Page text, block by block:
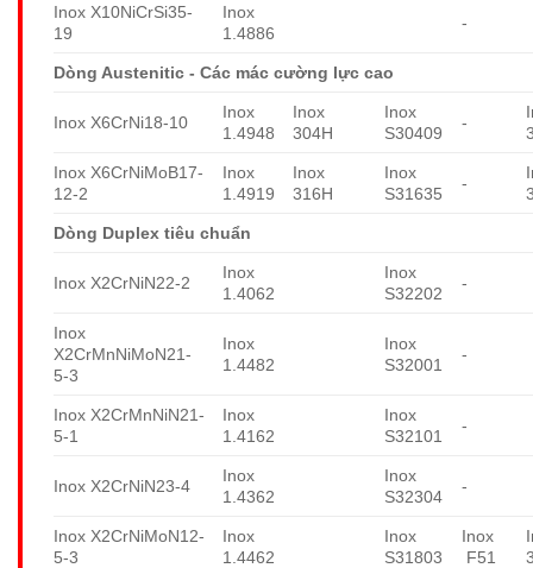
Inox X10NiCrSi35-
19
Inox
1.4886
-
Dòng Austenitic - Các mác cường lực cao
Inox X6CrNi18-10
Inox
1.4948
Inox
304H
Inox
S30409
-
Inox X6CrNiMoB17-
12-2
Inox
1.4919
Inox
316H
Inox
S31635
-
Dòng Duplex tiêu chuẩn
Inox X2CrNiN22-2
Inox
1.4062
Inox
S32202
-
Inox
X2CrMnNiMoN21-
5-3
Inox
1.4482
Inox
S32001
-
Inox X2CrMnNiN21-
5-1
Inox
1.4162
Inox
S32101
-
Inox X2CrNiN23-4
Inox
1.4362
Inox
S32304
-
Inox X2CrNiMoN12-
5-3
Inox
1.4462
Inox
S31803
Inox
F51